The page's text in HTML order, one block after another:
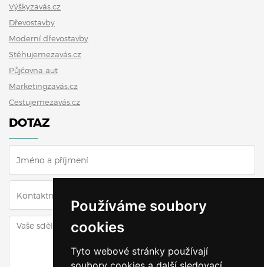
Používáme soubory
cookies
Tyto webové stránky používají
Výškyzavás.cz
Dřevostavby
Moderní dřevostavby
Stěhujemezavás.cz
Půjčovna aut
Marketingzavás.cz
Cestujemezavás.cz
DOTAZ